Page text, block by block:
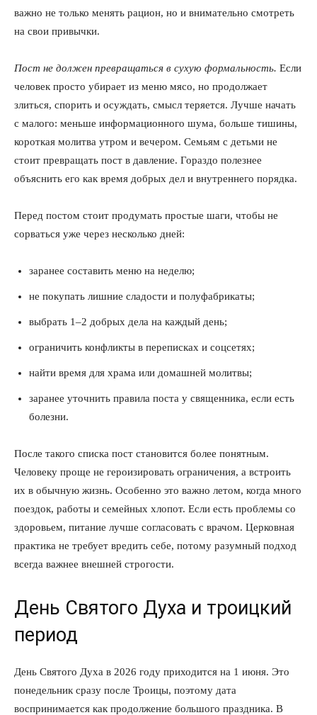
важно не только менять рацион, но и внимательно смотреть
на свои привычки.
Пост не должен превращаться в сухую формальность. Если
человек просто убирает из меню мясо, но продолжает
злиться, спорить и осуждать, смысл теряется. Лучше начать
с малого: меньше информационного шума, больше тишины,
короткая молитва утром и вечером. Семьям с детьми не
стоит превращать пост в давление. Гораздо полезнее
объяснить его как время добрых дел и внутреннего порядка.
Перед постом стоит продумать простые шаги, чтобы не
сорваться уже через несколько дней:
заранее составить меню на неделю;
не покупать лишние сладости и полуфабрикаты;
выбрать 1–2 добрых дела на каждый день;
ограничить конфликты в переписках и соцсетях;
найти время для храма или домашней молитвы;
заранее уточнить правила поста у священника, если есть
болезни.
После такого списка пост становится более понятным.
Человеку проще не героизировать ограничения, а встроить
их в обычную жизнь. Особенно это важно летом, когда много
поездок, работы и семейных хлопот. Если есть проблемы со
здоровьем, питание лучше согласовать с врачом. Церковная
практика не требует вредить себе, потому разумный подход
всегда важнее внешней строгости.
День Святого Духа и троицкий
период
День Святого Духа в 2026 году приходится на 1 июня. Это
понедельник сразу после Троицы, поэтому дата
воспринимается как продолжение большого праздника. В